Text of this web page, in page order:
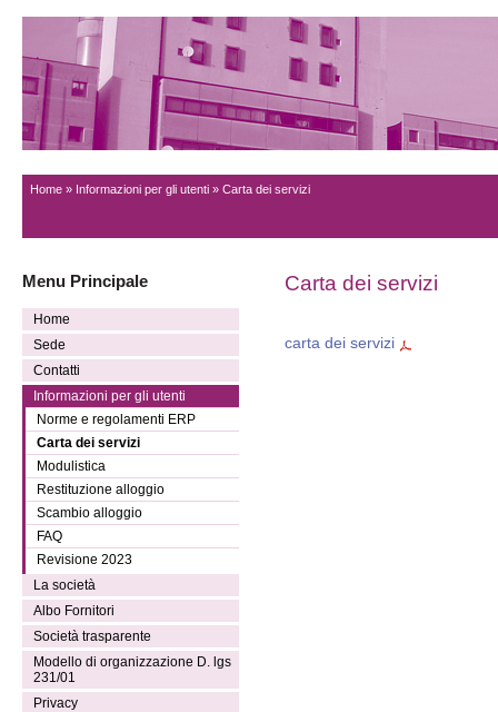
Home » Informazioni per gli utenti » Carta dei servizi
Menu Principale
Home
Sede
Contatti
Informazioni per gli utenti
Norme e regolamenti ERP
Carta dei servizi
Modulistica
Restituzione alloggio
Scambio alloggio
FAQ
Revisione 2023
La società
Albo Fornitori
Società trasparente
Modello di organizzazione D. lgs
231/01
Privacy
Carta dei servizi
carta dei servizi